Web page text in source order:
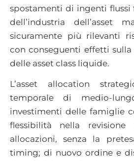
spostamenti di ingenti flussi
dell’industria dell’asset
sicuramente più rilevanti
con conseguenti effetti
delle asset class liquide.
L’asset allocation
temporale di medio-
investimenti delle famiglie
flessibilità nella revisione
allocazioni, senza la
timing; di nuovo ordine e